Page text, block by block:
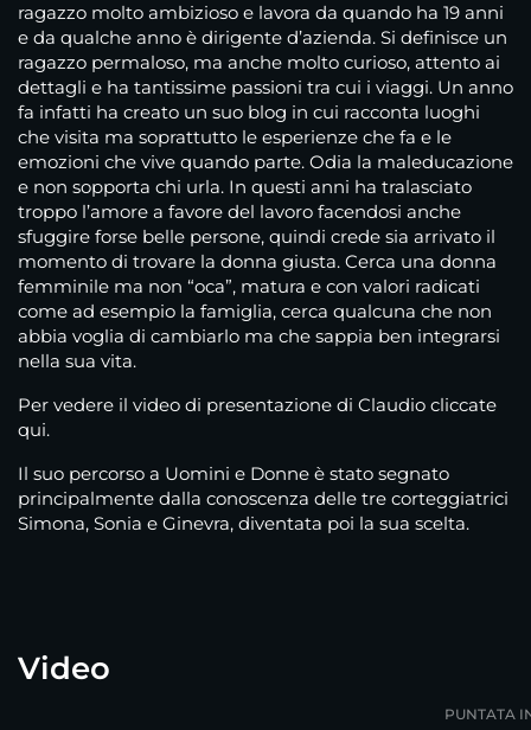
ragazzo molto ambizioso e lavora da quando ha 19 anni
e da qualche anno è dirigente d’azienda. Si definisce un
ragazzo permaloso, ma anche molto curioso, attento ai
dettagli e ha tantissime passioni tra cui i viaggi. Un anno
fa infatti ha creato un suo blog in cui racconta luoghi
che visita ma soprattutto le esperienze che fa e le
emozioni che vive quando parte. Odia la maleducazione
e non sopporta chi urla. In questi anni ha tralasciato
troppo l’amore a favore del lavoro facendosi anche
sfuggire forse belle persone, quindi crede sia arrivato il
momento di trovare la donna giusta. Cerca una donna
femminile ma non “oca”, matura e con valori radicati
come ad esempio la famiglia, cerca qualcuna che non
abbia voglia di cambiarlo ma che sappia ben integrarsi
nella sua vita.
Per vedere il video di presentazione di Claudio cliccate
qui.
Il suo percorso a Uomini e Donne è stato segnato
principalmente dalla conoscenza delle tre corteggiatrici
Simona, Sonia e Ginevra, diventata poi la sua scelta.
Video
PUNTATA